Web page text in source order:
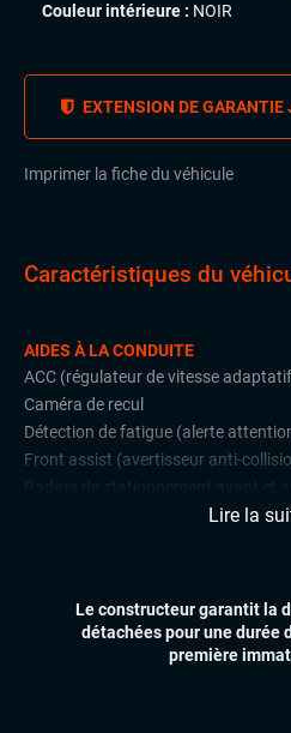
Couleur intérieure : NOIR
EXTENSION DE GARANTIE
Imprimer la fiche du véhicule
Caractéristiques du
AIDES À LA CONDUITE
ACC (régulateur de vitesse
Caméra de recul
Détection de fatigue (alerte
Front assist (avertisseur anti-
Régulateur et limiteur de vitesse
Climatisation automatique
Essuie-glaces automatiques
Lire la
Le constructeur garantit la
détachées pour une durée
première